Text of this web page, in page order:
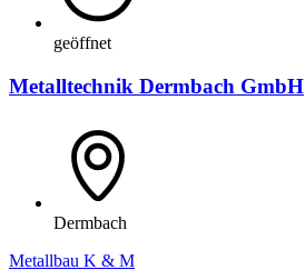
geöffnet
Metalltechnik Dermbach GmbH
Dermbach
Metallbau K & M